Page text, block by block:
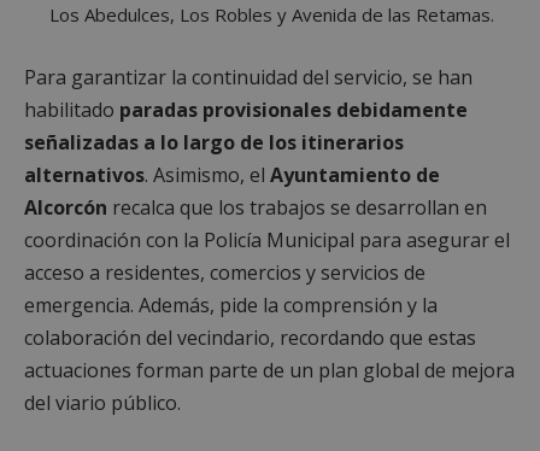
Los Abedulces, Los Robles y Avenida de las Retamas.
Para garantizar la continuidad del servicio, se han
habilitado paradas provisionales debidamente
señalizadas a lo largo de los itinerarios
alternativos. Asimismo, el Ayuntamiento de
Alcorcón recalca que los trabajos se desarrollan en
coordinación con la Policía Municipal para asegurar el
acceso a residentes, comercios y servicios de
emergencia. Además, pide la comprensión y la
colaboración del vecindario, recordando que estas
actuaciones forman parte de un plan global de mejora
del viario público.